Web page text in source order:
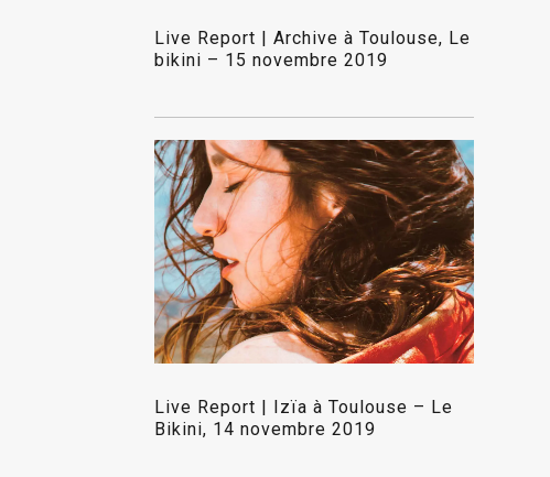
Live Report | Archive à Toulouse, Le
bikini – 15 novembre 2019
Live Report | Izïa à Toulouse – Le
Bikini, 14 novembre 2019